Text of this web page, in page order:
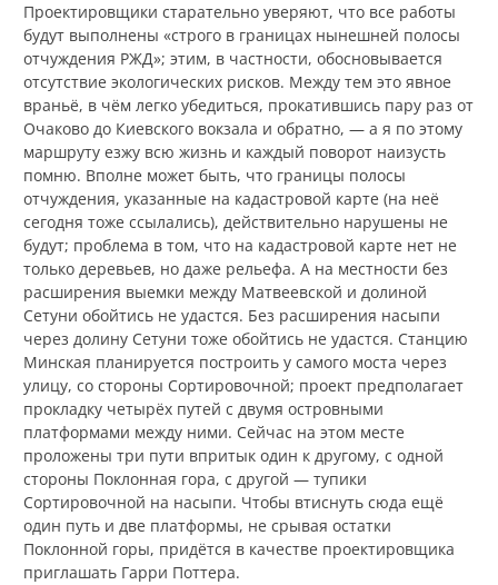
Проектировщики старательно уверяют, что все работы
будут выполнены «строго в границах нынешней полосы
отчуждения РЖД»; этим, в частности, обосновывается
отсутствие экологических рисков. Между тем это явное
враньё, в чём легко убедиться, прокатившись пару раз от
Очаково до Киевского вокзала и обратно, — а я по этому
маршруту езжу всю жизнь и каждый поворот наизусть
помню. Вполне может быть, что границы полосы
отчуждения, указанные на кадастровой карте (на неё
сегодня тоже ссылались), действительно нарушены не
будут; проблема в том, что на кадастровой карте нет не
только деревьев, но даже рельефа. А на местности без
расширения выемки между Матвеевской и долиной
Сетуни обойтись не удастся. Без расширения насыпи
через долину Сетуни тоже обойтись не удастся. Станцию
Минская планируется построить у самого моста через
улицу, со стороны Сортировочной; проект предполагает
прокладку четырёх путей с двумя островными
платформами между ними. Сейчас на этом месте
проложены три пути впритык один к другому, с одной
стороны Поклонная гора, с другой — тупики
Сортировочной на насыпи. Чтобы втиснуть сюда ещё
один путь и две платформы, не срывая остатки
Поклонной горы, придётся в качестве проектировщика
приглашать Гарри Поттера.